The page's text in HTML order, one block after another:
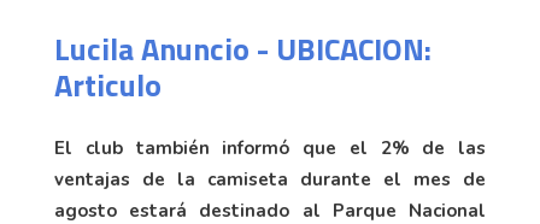
Lucila Anuncio - UBICACION:
Articulo
El club también informó que el 2% de las
ventajas de la camiseta durante el mes de
agosto estará destinado al Parque Nacional